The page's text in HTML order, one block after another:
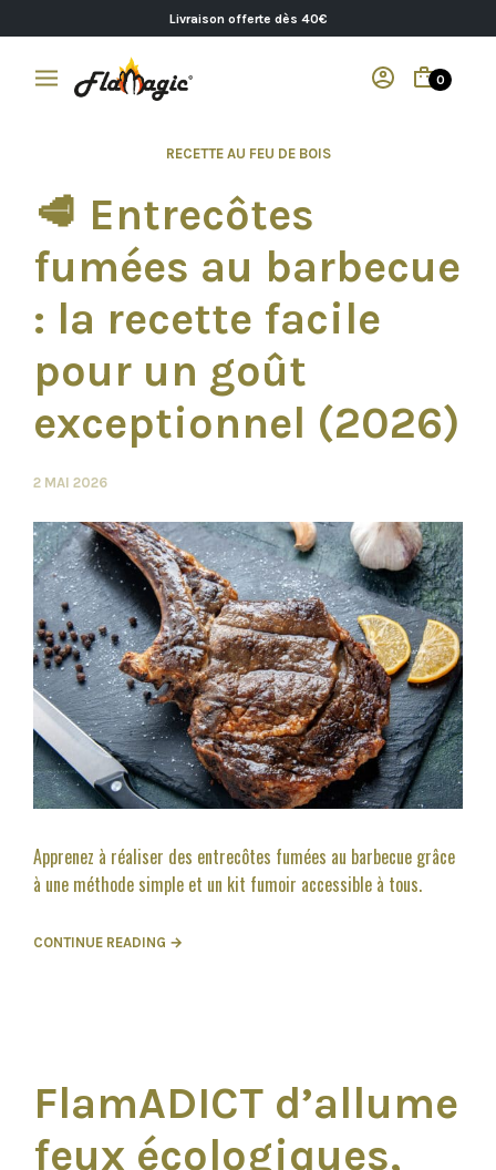
Livraison offerte dès 40€
0
RECETTE AU FEU DE BOIS
🥩 Entrecôtes
fumées au barbecue
: la recette facile
pour un goût
exceptionnel (2026)
2 MAI 2026
Apprenez à réaliser des entrecôtes fumées au barbecue grâce
à une méthode simple et un kit fumoir accessible à tous.
CONTINUE READING →
FlamADICT d’allume
feux écologiques,